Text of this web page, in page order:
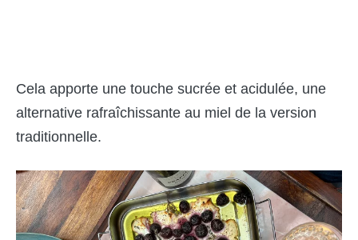
Cela apporte une touche sucrée et acidulée, une
alternative rafraîchissante au miel de la version
traditionnelle.